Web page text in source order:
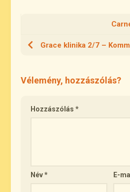
Grace klinika 2/7 –
Vélemény, hozzászólás?
Hozzászólás*
Név* E-